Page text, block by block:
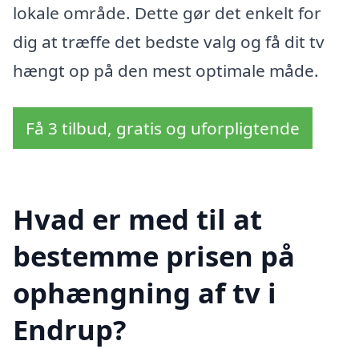
lokale område. Dette gør det enkelt for
dig at træffe det bedste valg og få dit tv
hængt op på den mest optimale måde.
Få 3 tilbud, gratis og uforpligtende
Hvad er med til at
bestemme prisen på
ophængning af tv i
Endrup?